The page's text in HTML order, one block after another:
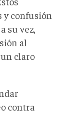
y confusión
su vez,
al
claro
contra